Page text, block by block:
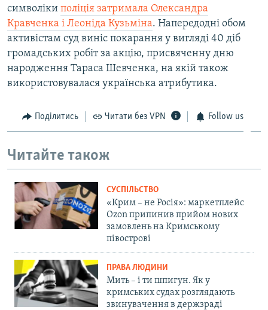
символіки поліція затримала Олександра
Кравченка і Леоніда Кузьміна. Напередодні обом
активістам суд виніс покарання у вигляді 40 діб
громадських робіт за акцію, присвяченну дню
народження Тараса Шевченка, на якій також
використовувалася українська атрибутика.
Поділитись Читати без VPN Follow us
Читайте також
СУСПІЛЬСТВО
«Крим – не Росія»: маркетплейс
Ozon припинив прийом нових
замовлень на Кримському
півострові
ПРАВА ЛЮДИНИ
Мить – і ти шпигун. Як у
кримських судах розглядають
звинувачення в держзраді